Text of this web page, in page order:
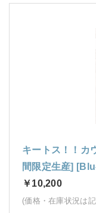
キートス！！カ
間限定生産]
￥10,200
(価格・在庫状況は